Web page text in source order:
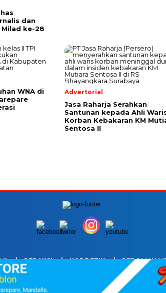
dan
Milad ke-28
WNA di
Advertorial
Jasa Raharja Serahkan
Santunan kepada Ahli
Korban Kebakaran KM
Sentosa II
REDAKSI KODE ETIK PEDOMAN
HAK CIPTA © 2026. PT PARE INDOMEDIA UNTUK SUARADARING.